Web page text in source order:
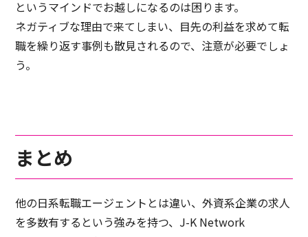
というマインドでお越しになるのは困ります。
ネガティブな理由で来てしまい、目先の利益を求めて転
職を繰り返す事例も散見されるので、注意が必要でしょ
う。
まとめ
他の日系転職エージェントとは違い、外資系企業の求人
を多数有するという強みを持つ、J-K Network